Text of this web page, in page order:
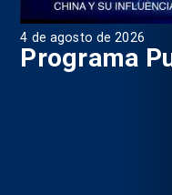
4 de agosto de 2026
Programa